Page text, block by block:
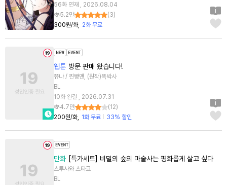
56화 연재 , 2026.08.04
5.2만
(3)
300원/화
2화 무료
웹툰 방문 판매 왔습니다!
쮸냐 / 찐빵맨, (원작)똑박사
BL
10화 완결 , 2026.07.31
4.7만
(12)
200원/화
1화 무료 33% 할인
만화 [특가세트] 비밀의 숲의 마술사는 평화롭게 살고 싶다
츠루사와 츠타코
BL